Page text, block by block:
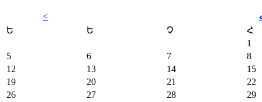
<
Ե
Ե Չ
Հ
1
5
6 7
8
12
13 14
15
19
20 21
22
26
27 28 29